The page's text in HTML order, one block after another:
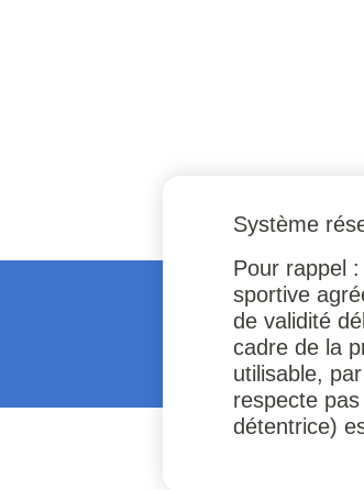
Système
Pour rappel
sportive
de validité
cadre de la
utilisable,
respecte
détentrice)